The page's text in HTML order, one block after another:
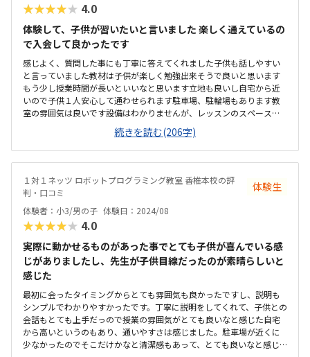
★★★★★ 4.0
体験して、子供が習いたいと言いました 楽しく通えているの
で入会して良かったです
感じよく、質問した事にも丁寧に答えてくれました子供も話しやすい
と言っていました教材は子供が楽しく勉強出来そうで良いと思います
もう少し授業時間が長いといいなと思います立地も良いし自宅から近
いので子供１人安心して通わせられます駐車場、駐輪場もあります教
室の雰囲気は良いです設備はわかりませんが、レッスンのスペースが
少し狭いなと思いましたレッスン内容は良いけど一回1時間の月３回で
この料金は他と比べても高いなと思います
続きを読む(206字)
１対１ネッツ ロボットプログラミング教室 香椎本校の評
判・口コミ
体験生
体験者：小3/男の子 体験日：2024/08
★★★★★ 4.0
実際に動かせるものがあった事でとても子供が喜んでいる感
じがありましたし、先生が子供目線だったのが素晴らしいと
感じた
最初に会ったタイミングからとても雰囲気も良かったですし、説明も
シンプルでわかりやすかったです。丁寧に説明をしてくれて、子供との
会話もとても上手だっので授業の雰囲気がとても良いなと感じた自宅
から高いというのもあり、通いやすさは感じました。駐車場が近くに
少なかったのでそこだけかなと清潔感もあって、とても良いなと感じ